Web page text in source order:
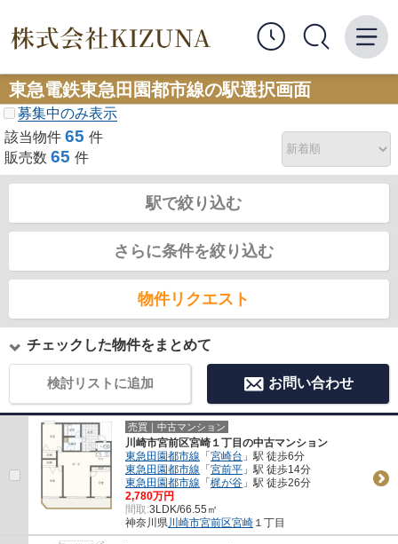
東急電鉄東急田園都市線の駅選択画面
募集中のみ表示
該当物件 65 件
販売数 65 件
駅で絞り込む
さらに条件を絞り込む
物件リクエスト
チェックした物件をまとめて
検討リストに追加 お問い合わせ
売買｜中古マンション
川崎市宮前区宮崎１丁目の中古マンション
東急田園都市線 「宮崎台 」駅 徒歩6分
東急田園都市線 「宮前平 」駅 徒歩14分
東急田園都市線 「梶が谷 」駅 徒歩26分
2,780万円
間取:3LDK/66.55㎡
神奈川県川崎市宮前区宮崎 １丁目